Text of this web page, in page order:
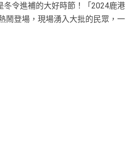
冬令進補的大好時節！「2024鹿港
鬧登場，現場湧入大批的民眾，一